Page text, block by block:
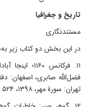
تاریخ و جغرافیا
مستندنگاری
در این بخش دو کتاب زیر
۱۱. فرکانس
فضل‌الله صابری، اصفهان:
تهران: سورة مهر، ۱۳۹۸، ۵۲۴ ص.